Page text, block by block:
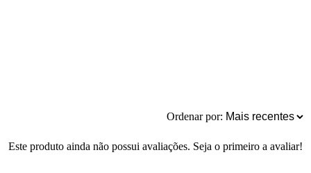
Ordenar por:
Este produto ainda não possui avaliações. Seja o primeiro a avaliar!